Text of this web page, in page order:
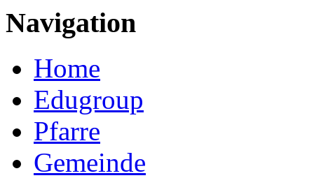
Navigation
Home
Edugroup
Pfarre
Gemeinde